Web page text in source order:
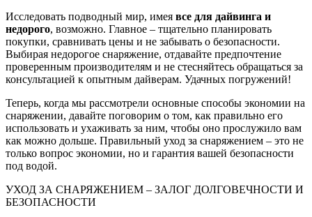
Исследовать подводный мир, имея все для дайвинга и
недорого, возможно. Главное – тщательно планировать
покупки, сравнивать цены и не забывать о безопасности.
Выбирая недорогое снаряжение, отдавайте предпочтение
проверенным производителям и не стесняйтесь обращаться за
консультацией к опытным дайверам. Удачных погружений!
Теперь, когда мы рассмотрели основные способы экономии на
снаряжении, давайте поговорим о том, как правильно его
использовать и ухаживать за ним, чтобы оно прослужило вам
как можно дольше. Правильный уход за снаряжением – это не
только вопрос экономии, но и гарантия вашей безопасности
под водой.
УХОД ЗА СНАРЯЖЕНИЕМ – ЗАЛОГ ДОЛГОВЕЧНОСТИ И
БЕЗОПАСНОСТИ